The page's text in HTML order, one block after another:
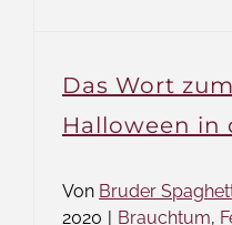
Das Wort
Halloween in
Von Bruder
2020 | Brauchtum,